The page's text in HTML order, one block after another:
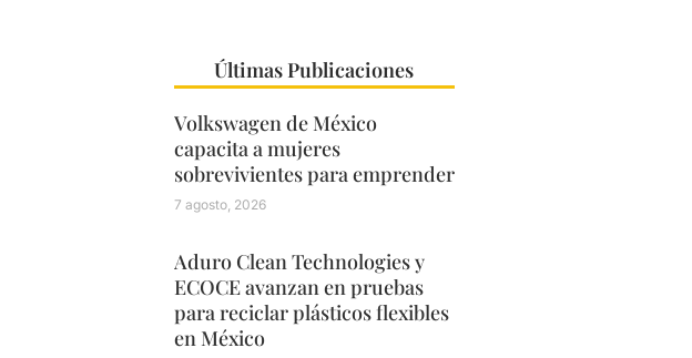
Últimas Publicaciones
Volkswagen de México
capacita a mujeres
sobrevivientes para emprender
7 agosto, 2026
Aduro Clean Technologies y
ECOCE avanzan en pruebas
para reciclar plásticos flexibles
en México